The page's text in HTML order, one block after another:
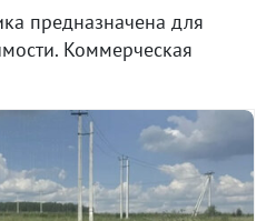
предназначена для
Коммерческая